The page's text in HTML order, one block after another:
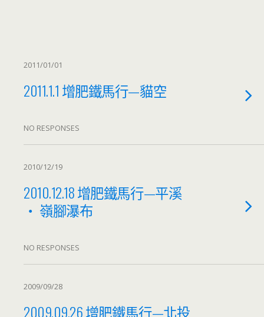
2011/01/01
2011.1.1 增肥鐵馬行—貓空
NO RESPONSES
2010/12/19
2010.12.18 增肥鐵馬行—平溪
‧ 嶺腳瀑布
NO RESPONSES
2009/09/28
2009.09.26 增肥鐵馬行—北投